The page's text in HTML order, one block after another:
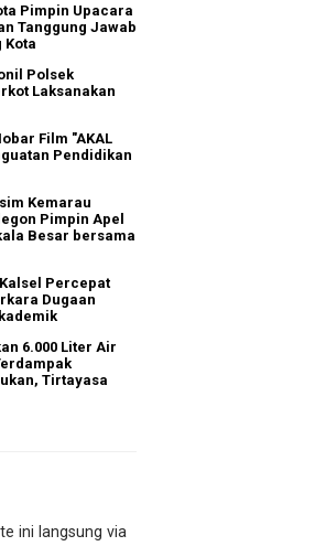
Pimpin Upacara
Tanggung Jawab
Kota
Polsek
Laksanakan
Film "AKAL
Pendidikan
Kemarau
Pimpin Apel
Besar bersama
Percepat
Dugaan
6.000 Liter Air
Tirtayasa
ini langsung via